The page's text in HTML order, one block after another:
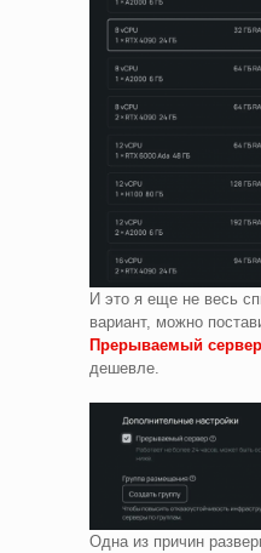
И это я еще не весь
вариант, можно
Прерываемый сервер
дешевле.
Одна из причин